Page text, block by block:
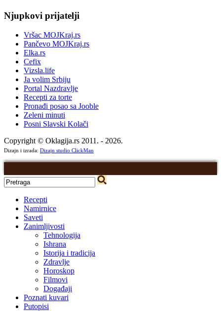
Njupkovi prijatelji
Vršac MOJKraj.rs
Pančevo MOJKraj.rs
Elka.rs
Cefix
Vizsla.life
Ja volim Srbiju
Portal Nazdravlje
Recepti za torte
Pronađi posao sa Jooble
Zeleni minuti
Posni Slavski Kolači
Copyright © Oklagija.rs 2011. - 2026.
Dizajn i izrada: Dizajn studio ClickMan
Recepti
Namirnice
Saveti
Zanimljivosti
Tehnologija
Ishrana
Istorija i tradicija
Zdravlje
Horoskop
Filmovi
Događaji
Poznati kuvari
Putopisi